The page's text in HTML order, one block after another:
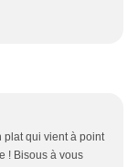
plat qui vient à point
! Bisous à vous